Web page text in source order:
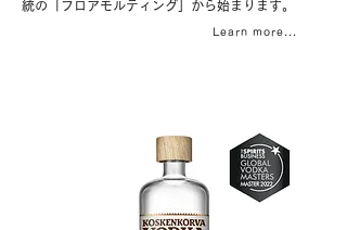
統の「フロアモルティング」から始まります。
Learn more...